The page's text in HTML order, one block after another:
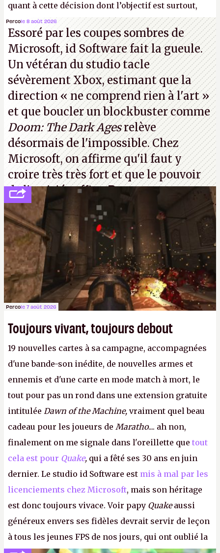
quant à cette décision dont l’objectif est surtout,
disons le, de faire grossir la marge de Sony et de
réduire le contrôle des joueurs sur les produits
culturels qu’ils achètent.K.
Percole 8 août 2026
Essoré par les coupes sombres de
Microsoft, id Software fait la gueule.
Un vétéran du studiotacle
sévèrement Xbox, estimant que la
direction« ne comprend rien à l'art »
et que boucler un blockbuster comme
Doom: The Dark Agesrelève
désormais de l'impossible. Chez
Microsoft, on affirme qu'il faut y
croire très très fort et que le pouvoir
de l'amitié suffira.P.
Percole 7 août 2026
Toujours vivant, toujours debout
19 nouvelles cartes à sa campagne, accompagnées
d'une bande-son inédite, de nouvelles armes et
ennemis et d'une carte en mode match à mort, le
tout pour pas un rond dans une extension gratuite
intitulée Dawn of the Machine, vraiment quel beau
cadeau pour les joueurs de Maratho.... ah non,
finalement on me signale dans l'oreillette que tout
cela est pour Quake, qui a fêté ses 30 ans en juin
dernier. Le studio id Software est mis à mal par les
licenciements chez Microsoft, mais son héritage
est donc toujours vivace. Voir papy Quakeaussi
généreux envers ses fidèles devrait servir de leçon
à tous les jeunes FPS de nos jours, qui ont oublié la